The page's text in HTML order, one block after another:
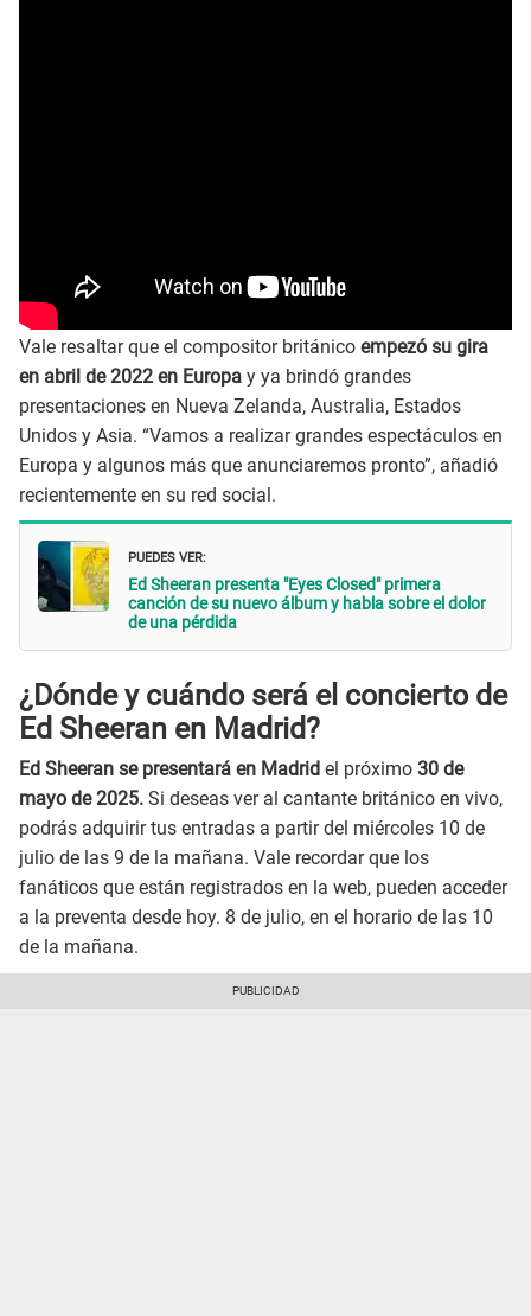
Vale resaltar que el compositor británico empezó su gira
en abril de 2022 en Europa y ya brindó grandes
presentaciones en Nueva Zelanda, Australia, Estados
Unidos y Asia. “Vamos a realizar grandes espectáculos en
Europa y algunos más que anunciaremos pronto”, añadió
recientemente en su red social.
PUEDES VER:
Ed Sheeran presenta "Eyes Closed" primera
canción de su nuevo álbum y habla sobre el dolor
de una pérdida
¿Dónde y cuándo será el concierto de
Ed Sheeran en Madrid?
Ed Sheeran se presentará en Madrid el próximo 30 de
mayo de 2025. Si deseas ver al cantante británico en vivo,
podrás adquirir tus entradas a partir del miércoles 10 de
julio de las 9 de la mañana. Vale recordar que los
fanáticos que están registrados en la web, pueden acceder
a la preventa desde hoy. 8 de julio, en el horario de las 10
de la mañana.